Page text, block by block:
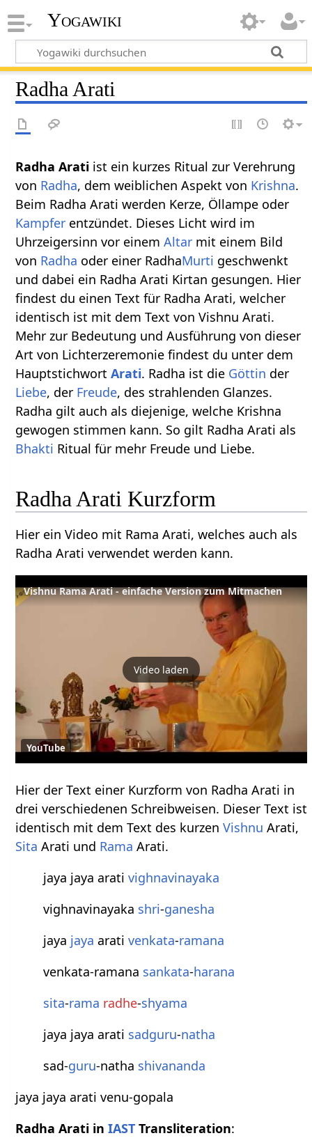
Yogawiki
Radha Arati
Radha Arati ist ein kurzes Ritual zur Verehrung
von Radha, dem weiblichen Aspekt von Krishna.
Beim Radha Arati werden Kerze, Öllampe oder
Kampfer entzündet. Dieses Licht wird im
Uhrzeigersinn vor einemAltar mit einem Bild
von Radha oder einer RadhaMurti geschwenkt
und dabei ein Radha Arati Kirtan gesungen. Hier
findest du einen Text für Radha Arati, welcher
identisch ist mit dem Text von Vishnu Arati.
Mehr zur Bedeutung und Ausführung von dieser
Art von Lichterzeremonie findest du unter dem
HauptstichwortArati. Radha ist die Göttin der
Liebe, der Freude, des strahlenden Glanzes.
Radha gilt auch als diejenige, welche Krishna
gewogen stimmen kann. So gilt Radha Arati als
Bhakti Ritual für mehr Freude und Liebe.
Radha Arati Kurzform
Hier ein Video mit Rama Arati, welches auch als
Radha Arati verwendet werden kann.
Vishnu Rama Arati - einfache Version zum Mitmachen
Video laden
YouTube
Hier der Text einer Kurzform von Radha Arati in
drei verschiedenen Schreibweisen. Dieser Text ist
identisch mit dem Text des kurzenVishnu Arati,
Sita Arati und Rama Arati.
jaya jaya arativighnavinayaka
vighnavinayaka shri-ganesha
jaya jaya arativenkata-ramana
venkata-ramana sankata-harana
sita-rama radhe-shyama
jaya jaya arati sadguru-natha
sad-guru-natha shivananda
jaya jaya arati venu-gopala
Radha Arati inIAST Transliteration: